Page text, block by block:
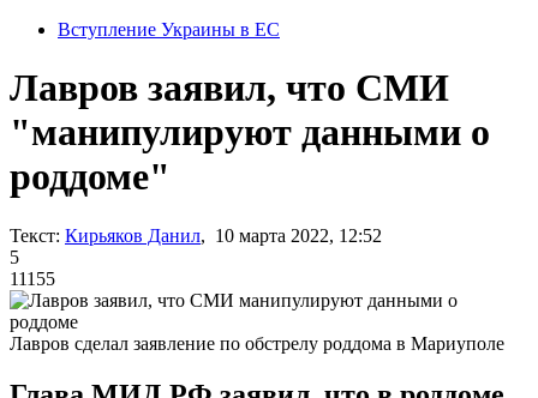
Вступление Украины в ЕС
Лавров заявил, что СМИ
"манипулируют данными о
роддоме"
Текст: Кирьяков Данил, 10 марта 2022, 12:52
5
11155
Лавров сделал заявление по обстрелу роддома в Мариуполе